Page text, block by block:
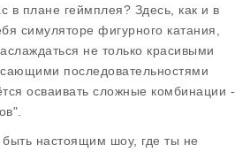
в плане геймплея? Здесь, как и в
симуляторе фигурного катания,
не только красивыми
последовательностями
осваивать сложные комбинации -
настоящим шоу, где ты не